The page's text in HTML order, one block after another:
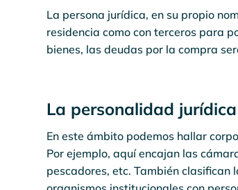
La persona jurídica, en su propio
residencia como con terceros para
bienes, las deudas por la compra
La personalidad
En este ámbito podemos hallar
Por ejemplo, aquí encajan las
pescadores, etc. También